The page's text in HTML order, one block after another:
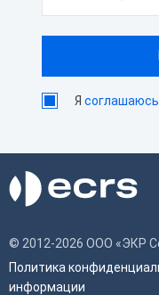
Ясоглашаюсь
© 2012-2026 ООО «ЭКР
Политика
информации